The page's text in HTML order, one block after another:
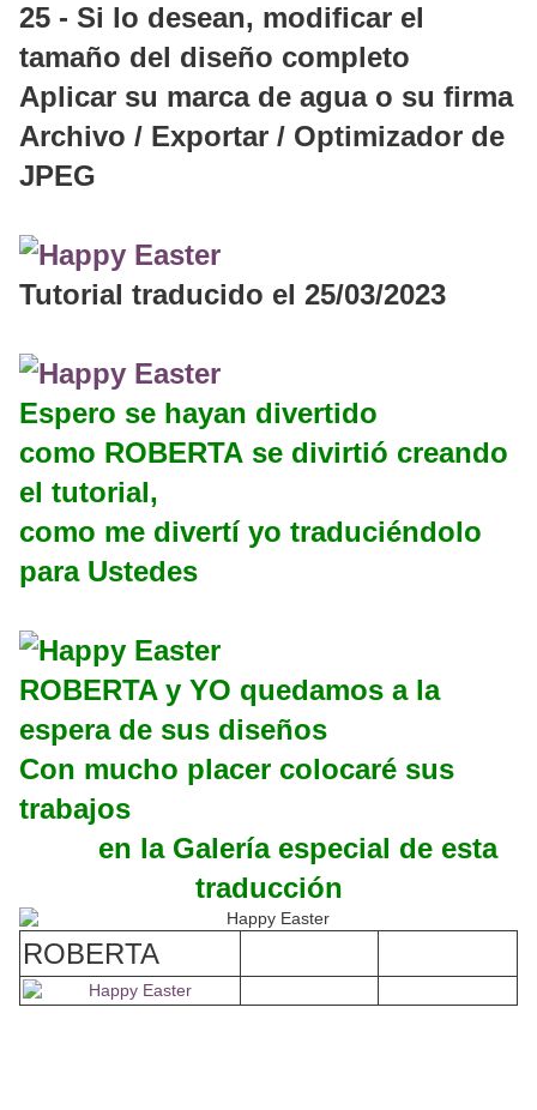
25 - Si lo desean, modificar el
tamaño del diseño completo
Aplicar su marca de agua o su firma
Archivo / Exportar / Optimizador de
JPEG
Tutorial traducido el 25/03/2023
Espero se hayan divertido
como ROBERTA se divirtió creando
el tutorial,
como me divertí yo traduciéndolo
para Ustedes
ROBERTA y YO quedamos a la
espera de sus diseños
Con mucho placer colocaré sus
trabajos
en la Galería especial de esta
traducción
ROBERTA